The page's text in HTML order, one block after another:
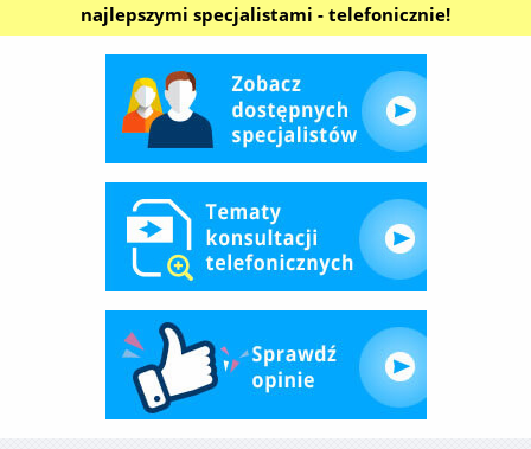
najlepszymi specjalistami - telefonicznie!